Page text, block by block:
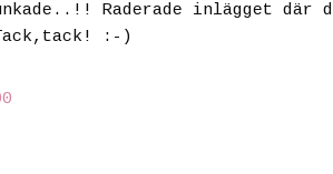
Raderade inlägget där
:-)